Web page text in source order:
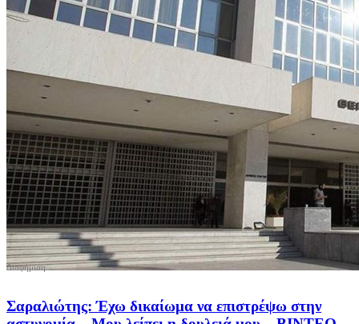
Σαραλιώτης: Έχω δικαίωμα να επιστρέψω στην